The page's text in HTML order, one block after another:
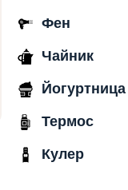
Фен
Чайник
Йогуртница
Термос
Кулер